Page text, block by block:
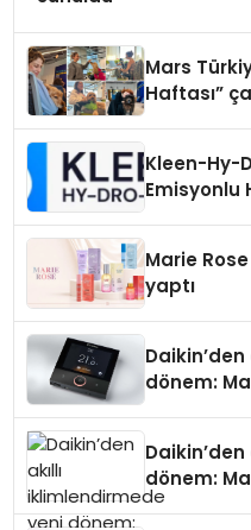
Mars
Haftası”
Kleen-Hy-
Emisyonlu
Marie
yaptı
dönem:
dönem: